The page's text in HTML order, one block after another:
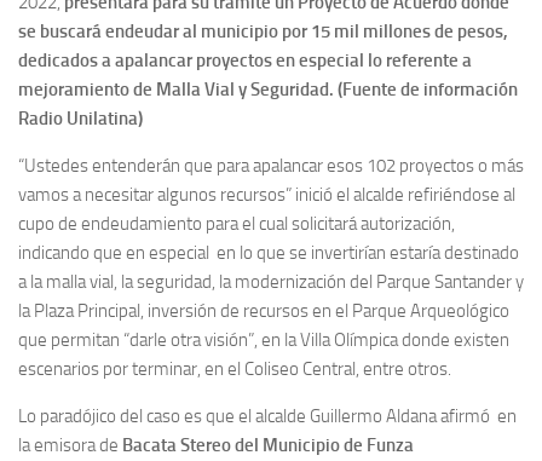
se buscará endeudar al municipio por 15 mil millones de pesos,
dedicados a apalancar proyectos en especial lo referente a
mejoramiento de Malla Vial y Seguridad. (Fuente de información
Radio Unilatina)
“Ustedes entenderán que para apalancar esos 102 proyectos o más
vamos a necesitar algunos recursos” inició el alcalde refiriéndose al
cupo de endeudamiento para el cual solicitará autorización,
indicando que en especial en lo que se invertirían estaría destinado
a la malla vial, la seguridad, la modernización del Parque Santander y
la Plaza Principal, inversión de recursos en el Parque Arqueológico
que permitan “darle otra visión”, en la Villa Olímpica donde existen
escenarios por terminar, en el Coliseo Central, entre otros.
Lo paradójico del caso es que el alcalde Guillermo Aldana afirmó en
la emisora de Bacata Stereo del Municipio de Funza